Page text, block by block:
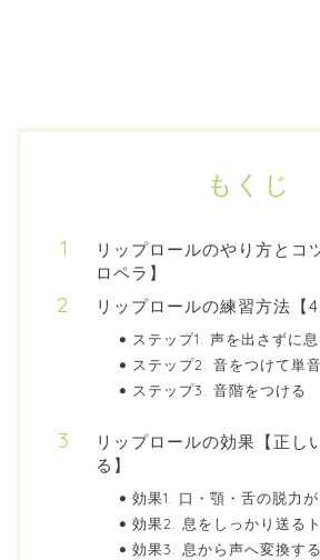
もくじ
リップロールのやり方とコ
ロペラ】
リップロールの練習方法【4
ステップ1. 声を出さずに
ステップ2. 音をつけて単
ステップ3. 音階をつける
リップロールの効果【正し
る】
効果1. 口・顎・舌の脱力
効果2. 息をしっかり送る
効果3. 息から声へ変換す